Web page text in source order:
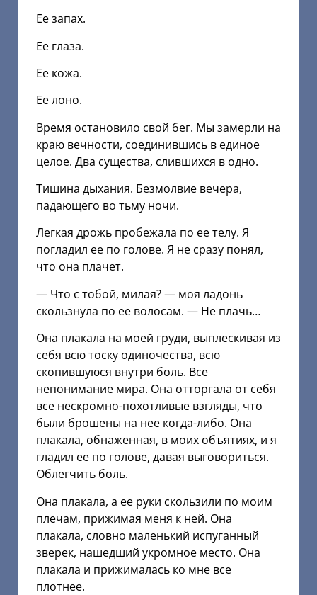
Ее запах.
Ее глаза.
Ее кожа.
Ее лоно.
Время остановило свой бег. Мы замерли на
краю вечности, соединившись в единое
целое. Два существа, слившихся в одно.
Тишина дыхания. Безмолвие вечера,
падающего во тьму ночи.
Легкая дрожь пробежала по ее телу. Я
погладил ее по голове. Я не сразу понял,
что она плачет.
— Что с тобой, милая? — моя ладонь
скользнула по ее волосам. — Не плачь…
Она плакала на моей груди, выплескивая из
себя всю тоску одиночества, всю
скопившуюся внутри боль. Все
непонимание мира. Она отторгала от себя
все нескромно-похотливые взгляды, что
были брошены на нее когда-либо. Она
плакала, обнаженная, в моих объятиях, и я
гладил ее по голове, давая выговориться.
Облегчить боль.
Она плакала, а ее руки скользили по моим
плечам, прижимая меня к ней. Она
плакала, словно маленький испуганный
зверек, нашедший укромное место. Она
плакала и прижималась ко мне все
плотнее.